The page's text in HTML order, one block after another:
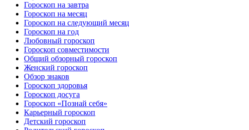
Гороскоп на завтра
Гороскоп на месяц
Гороскоп на следующий месяц
Гороскоп на год
Любовный гороскоп
Гороскоп совместимости
Общий обзорный гороскоп
Женский гороскоп
Обзор знаков
Гороскоп здоровья
Гороскоп досуга
Гороскоп «Познай себя»
Карьерный гороскоп
Детский гороскоп